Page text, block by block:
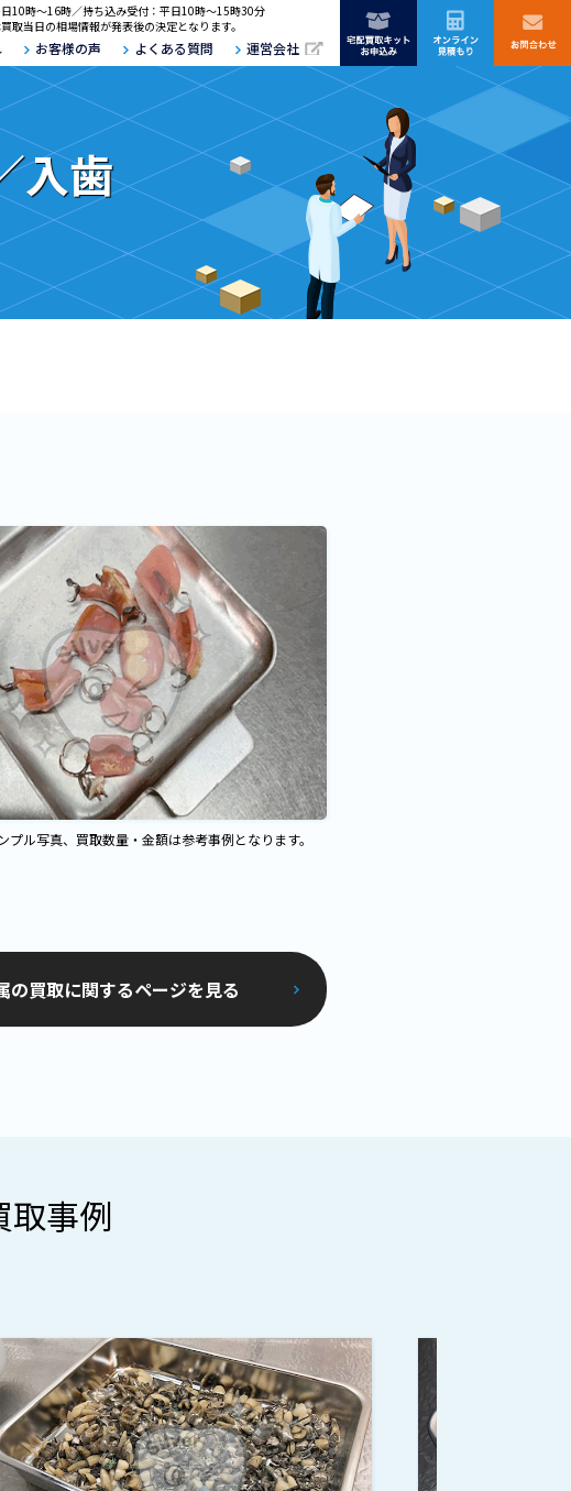
10時～16時／持ち込み受付：平日10時～15時30分
取当日の相場情報が発表後の決定となります。
お客様の声 よくある質問 運営会社
入歯
ル写真、買取数量・金額は参考事例となります。
の買取に関するページを見る
取事例